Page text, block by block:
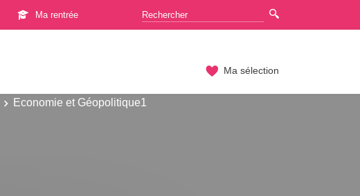
Ma rentrée
Ma sélection
Economie et Géopolitique1